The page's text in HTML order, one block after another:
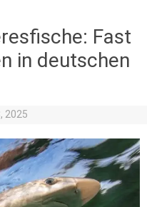
Fast
in deutschen
2025